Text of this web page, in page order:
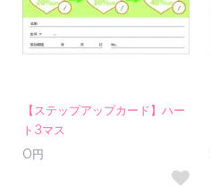
【ステップアップカード】ハー
ト3マス
0円